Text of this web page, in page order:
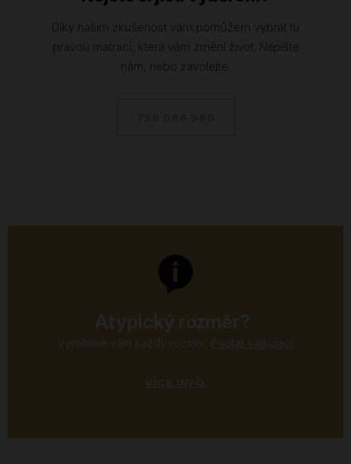
Díky našim zkušenost vám pomůžem vybrat tu
pravou matraci, která vám změní život. Napište
nám, nebo zavolejte.